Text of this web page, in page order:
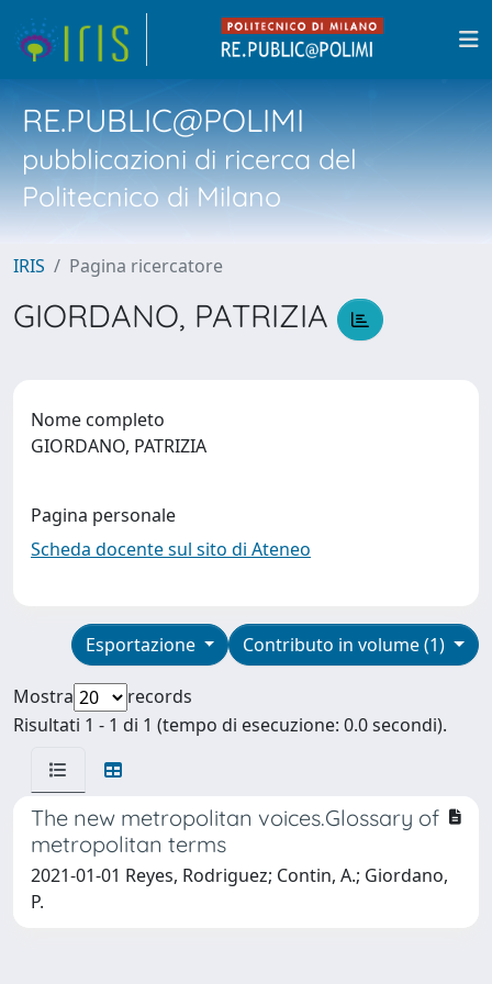
RE.PUBLIC@POLIMI
pubblicazioni di ricerca del
Politecnico di Milano
IRIS Pagina ricercatore
GIORDANO, PATRIZIA
Nome completo
GIORDANO, PATRIZIA
Pagina personale
Scheda docente sul sito di Ateneo
Contributo in volume (1)
Esportazione
Mostra
records
Risultati 1 - 1 di 1 (tempo di esecuzione: 0.0 secondi).
The new metropolitan voices.Glossary of
metropolitan terms
2021-01-01 Reyes, Rodriguez; Contin, A.; Giordano,
P.